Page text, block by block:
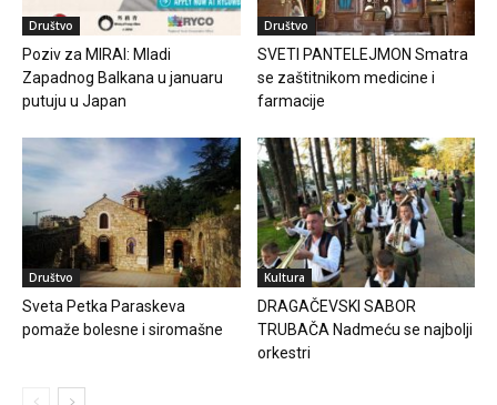
Društvo
Poziv za MIRAI: Mladi
Zapadnog Balkana u januaru
putuju u Japan
Društvo
SVETI PANTELEJMON Smatra
se zaštitnikom medicine i
farmacije
Društvo
Sveta Petka Paraskeva
pomaže bolesne i siromašne
Kultura
DRAGAČEVSKI SABOR
TRUBAČA Nadmeću se najbolji
orkestri